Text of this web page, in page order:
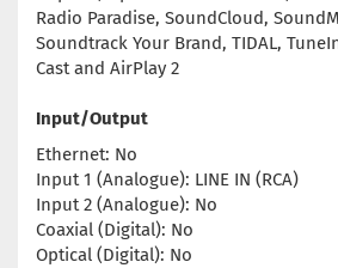
Radio Paradise, SoundCloud,
Soundtrack Your Brand, TIDAL,
Cast and AirPlay 2
Input/Output
Ethernet: No
Input 1 (Analogue): LINE IN (RCA)
Input 2 (Analogue): No
Coaxial (Digital): No
Optical (Digital): No